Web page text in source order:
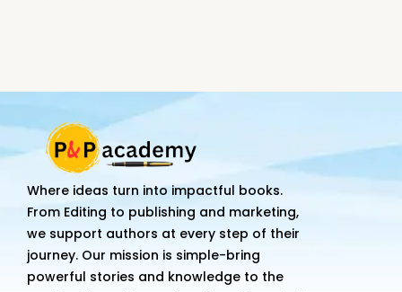
Where ideas turn into impactful books.
From Editing to publishing and marketing,
we support authors at every step of their
journey. Our mission is simple-bring
powerful stories and knowledge to the